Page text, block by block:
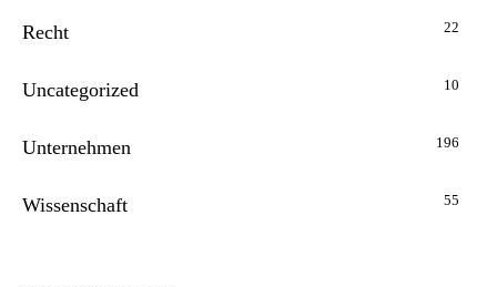
Recht 22
Uncategorized 10
Unternehmen 196
Wissenschaft 55